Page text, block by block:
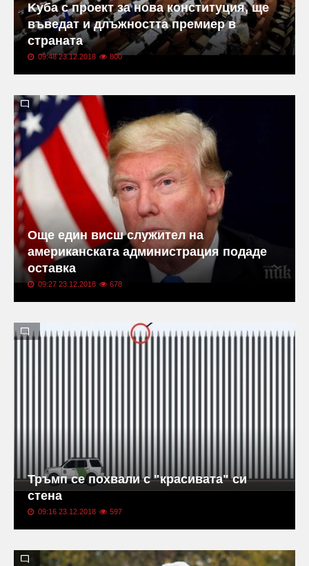
Kуба с проект за нова конституция, ще
въведат и длъжността премиер в
страната
09:48 23.12.2018 800
Още един висш служител на
американската администрация подаде
оставка
09:27 23.12.2018 678
Тръмп се похвали с "красивата" си
стена
09:16 23.12.2018 597